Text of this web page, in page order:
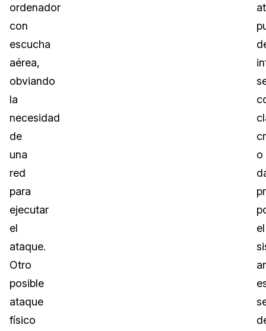
ordenador
con
escucha
aérea,
obviando
la
necesidad
de
una
red
para
ejecutar
el
ataque.
Otro
posible
ataque
físico
o
el